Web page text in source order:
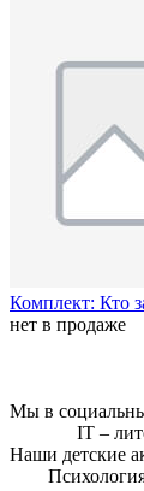
Комплект: Кто
нет в продаже
Мы в
IT –
Наши детские